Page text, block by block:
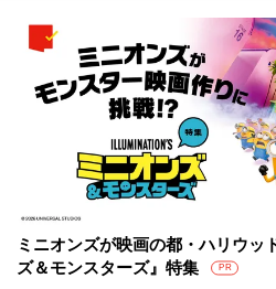
ミニオンズが映画の都・ハリウッ
ズ＆モンスターズ』特集
PR